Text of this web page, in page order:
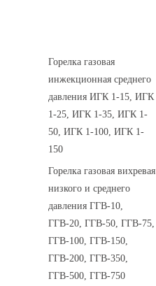
Горелка газовая
инжекционная среднего
давления ИГК 1-15, ИГК
1-25, ИГК 1-35, ИГК 1-
50, ИГК 1-100, ИГК 1-
150
Горелка газовая вихревая
низкого и среднего
давления ГГВ-10,
ГГВ-20, ГГВ-50, ГГВ-75,
ГГВ-100, ГГВ-150,
ГГВ-200, ГГВ-350,
ГГВ-500, ГГВ-750